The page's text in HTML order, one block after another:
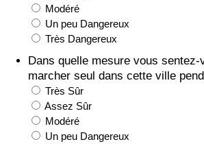
Modéré
Un peu Dangereux
Très Dangereux
Dans quelle mesure vous
marcher seul dans cette ville
Très Sûr
Assez Sûr
Modéré
Un peu Dangereux
Indice des soins de santé par Pays
Indice de Pollution (Actuel)
Indice de pollution